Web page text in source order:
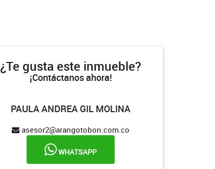
¿Te gusta este inmueble?
¡Contáctanos ahora!
PAULA ANDREA GIL MOLINA
asesor2@arangotobon.com.co
WHATSAPP